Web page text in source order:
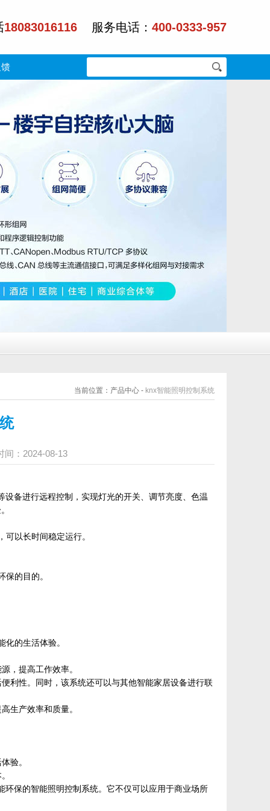
18083016116 服务电话： 400-0333-957
当前位置：产品中心 - knx智能照明控制系统
：2024-08-13
备进行远程控制，实现灯光的开关、调节亮度、色温
以长时间稳定运行。
的目的。
的生活体验。
，提高工作效率。
利性。同时，该系统还可以与其他智能家居设备进行联
生产效率和质量。
验。
保的智能照明控制系统。它不仅可以应用于商业场所